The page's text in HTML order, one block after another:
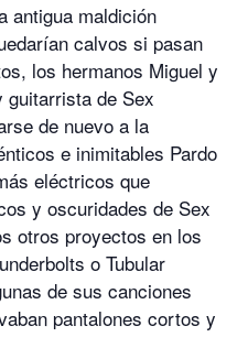
e
b
o
o
k
itt
er
ai
l
antigua maldición
calvos si pasan
los hermanos Miguel y
guitarrista de Sex
de nuevo a la
e inimitables Pardo
eléctricos que
y oscuridades de Sex
otros proyectos en los
o Tubular
de sus canciones
pantalones cortos y